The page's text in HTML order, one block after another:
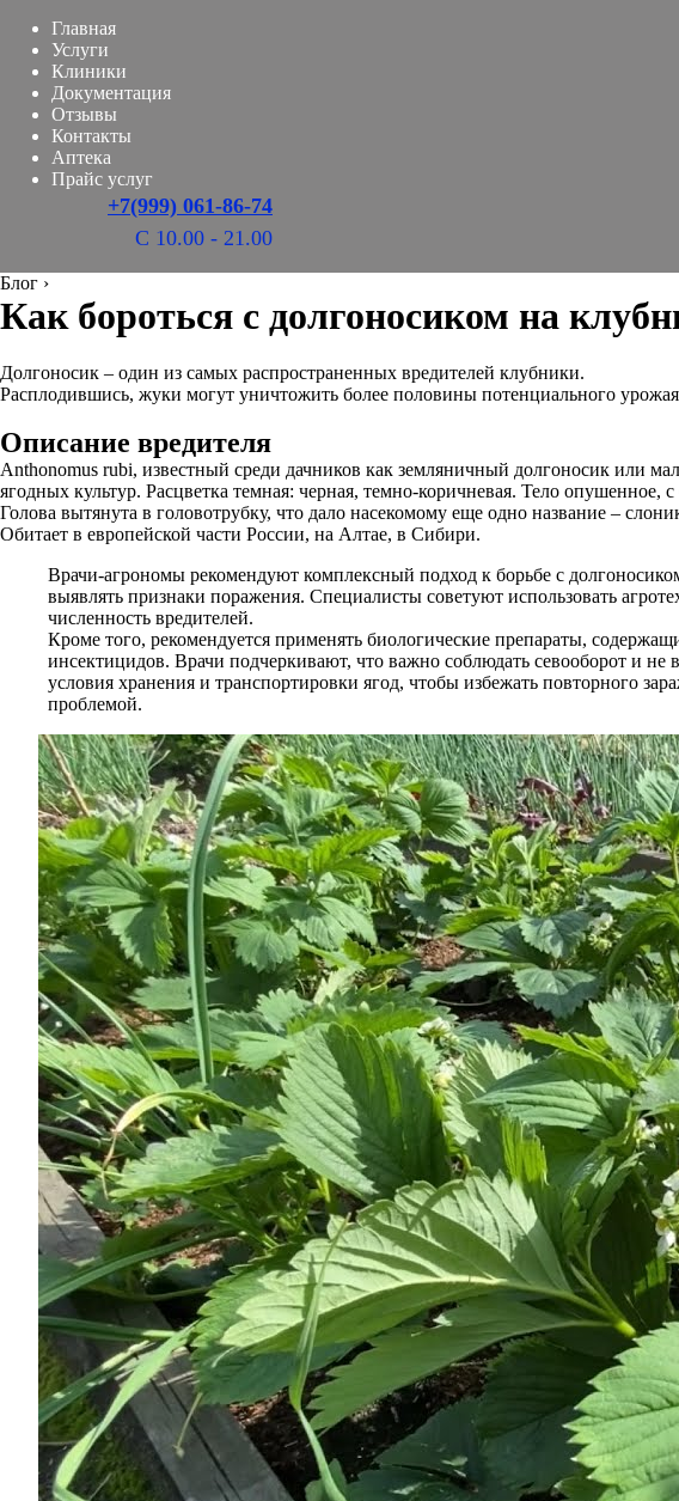
Главная
Услуги
Клиники
Документация
Отзывы
Контакты
Аптека
Прайс услуг
+7(999) 061-86-74
С 10.00 - 21.00
Блог ›
Как бороться с долгоносиком на
Долгоносик – один из самых распространенных вредителей клубники.
Расплодившись, жуки могут уничтожить более половины потенциального
Описание вредителя
Anthonomus rubi, известный среди дачников как земляничный долгоносик или
ягодных культур. Расцветка темная: черная, темно-коричневая. Тело
Голова вытянута в головотрубку, что дало насекомому еще одно название –
Обитает в европейской части России, на Алтае, в Сибири.
Врачи-агрономы рекомендуют комплексный подход к борьбе с
выявлять признаки поражения. Специалисты советуют использовать
численность вредителей.
Кроме того, рекомендуется применять биологические препараты,
инсектицидов. Врачи подчеркивают, что важно соблюдать севооборот и
условия хранения и транспортировки ягод, чтобы избежать повторного
проблемой.